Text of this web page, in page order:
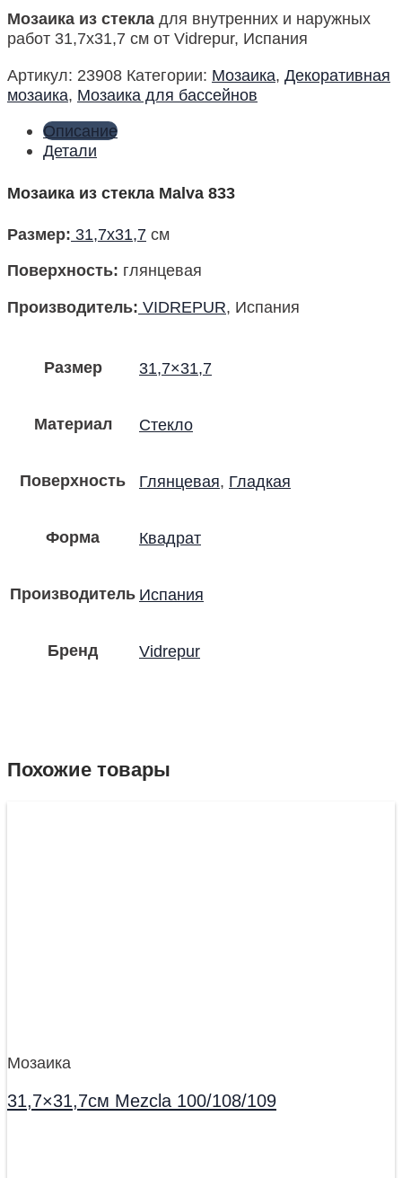
Мозаика из стекла для внутренних и наружных
работ 31,7х31,7 см от Vidrepur, Испания
Артикул: 23908 Категории: Мозаика, Декоративная
мозаика, Мозаика для бассейнов
Описание
Детали
Мозаика из стекла Malva 833
Размер: 31,7х31,7 см
Поверхность: глянцевая
Производитель: VIDREPUR, Испания
Размер 31,7×31,7
Материал Стекло
Поверхность Глянцевая, Гладкая
Форма Квадрат
Производитель Испания
Бренд Vidrepur
Похожие товары
Мозаика
31,7×31,7см Mezcla 100/108/109